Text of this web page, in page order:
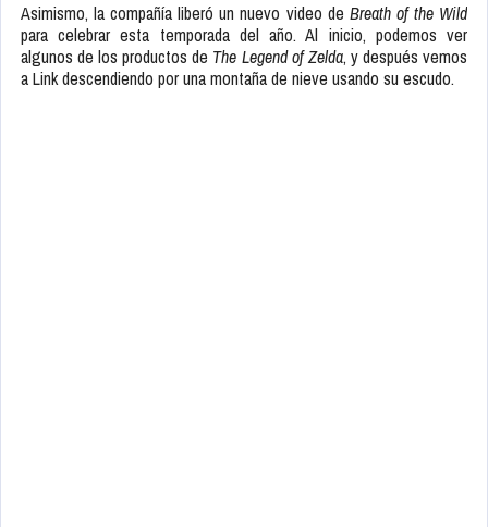
Asimismo, la compañía liberó un nuevo video de Breath of the Wild
para celebrar esta temporada del año. Al inicio, podemos ver
algunos de los productos de The Legend of Zelda, y después vemos
a Link descendiendo por una montaña de nieve usando su escudo.